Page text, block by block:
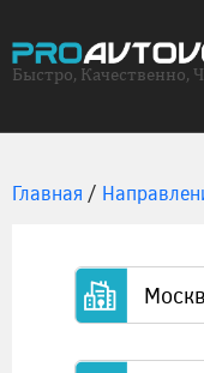
Быстро, Качественно,
Главная /